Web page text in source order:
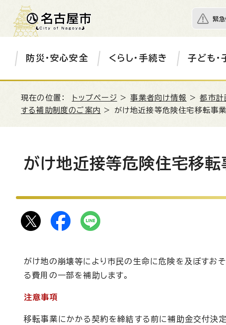
緊
防災・安心安全 くらし・手続き 子ども・
現在の位置： トップページ >事業者向け情報 >都市計
する補助制度のご案内 > がけ地近接等危険住宅移転事
がけ地近接等危険住宅移
がけ地の崩壊等により市民の生命に危険を及ぼすお
る費用の一部を補助します。
注意事項
移転事業にかかる契約を締結する前に補助金交付決